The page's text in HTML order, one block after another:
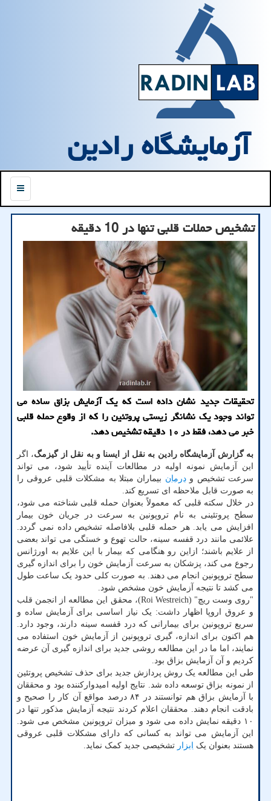
آزمایشگاه رادین
منو
تشخیص حملات قلبی تنها در 10 دقیقه
تحقیقات جدید نشان داده است كه یك آزمایش بزاق ساده می
تواند وجود یك نشانگر زیستی پروتئین را كه از وقوع حمله قلبی
خبر می دهد، فقط در ۱۰ دقیقه تشخیص دهد.
به گزارش آزمایشگاه رادین به نقل از ایسنا و به نقل از گیزمگ، اگر
این آزمایش نمونه اولیه در مطالعات آینده تأیید شود، می تواند
سرعت تشخیص ودرمان بیماران مبتلا به مشکلات قلبی عروقی را
به صورت قابل ملاحظه ای تسریع کند.
در خلال سکته قلبی که معمولاً بعنوان حمله قلبی شناخته می شود،
سطح پروتئینی به نام تروپونین به سرعت در جریان خون بیمار
افزایش می یابد. هر حمله قلبی بلافاصله تشخیص داده نمی گردد.
علائمی مانند درد قفسه سینه، حالت تهوع و خستگی می تواند بعضی
از علایم باشند؛ ازاین رو هنگامی که بیمار با این علایم به اورژانس
رجوع می کند، پزشکان به سرعت آزمایش خون را برای اندازه گیری
سطح تروپونین انجام می دهند. به صورت کلی حدود یک ساعت طول
می کشد تا نتیجه آزمایش خون مشخص شود.
"روی وست ریچ" (Roi Westreich)، محقق این مطالعه از انجمن قلب
و عروق اروپا اظهار داشت: یک نیاز اساسی برای آزمایش ساده و
سریع تروپونین برای بیمارانی که درد قفسه سینه دارند، وجود دارد.
هم اکنون برای اندازه، گیری تروپونین از آزمایش خون استفاده می
نمایند، اما ما در این مطالعه روشی جدید برای اندازه گیری آن عرضه
کردیم و آن آزمایش بزاق بود.
طی این مطالعه یک روش پردازش جدید برای حذف تشخیص پروتئین
از نمونه بزاق توسعه داده شد. نتایج اولیه امیدوارکننده بود و محققان
با آزمایش بزاق هم توانستند در ۸۴ درصد مواقع آن کار را صحیح و
بادقت انجام دهند. محققان اعلام کردند نتیجه آزمایش مذکور تنها در
۱۰ دقیقه نمایش داده می شود و میزان تروپونین مشخص می شود.
این آزمایش می تواند به کسانی که دارای مشکلات قلبی عروقی
هستند بعنوان یک
ابزار تشخیصی جدید کمک نماید.